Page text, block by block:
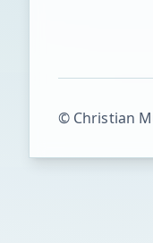
© Christian